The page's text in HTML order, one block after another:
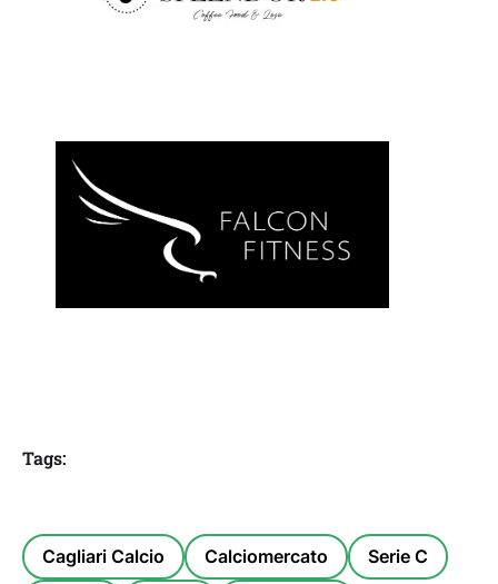
Tags:
Cagliari Calcio Calciomercato Serie C